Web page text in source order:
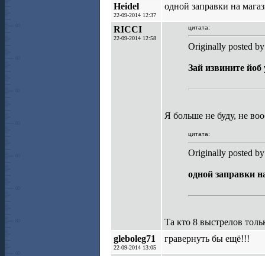
Heidel
22-09-2014 12:37
одной заправки на
RICCI
22-09-2014 12:58
цитата:
Originally posted
Зай извините
Я больше не буду, не
цитата:
Originally posted
одной заправки
Та кто 8 выстрелов
gleboleg71
22-09-2014 13:05
гравернуть бы ещё!!!